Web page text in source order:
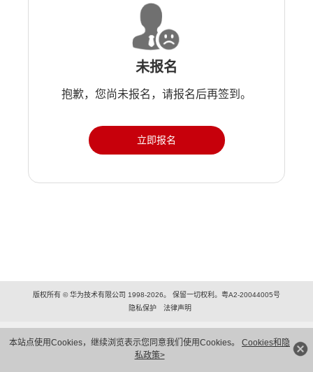
本站点使用Cookies，继续浏览表示您同意我们使用Cookies。 Cookies和隐
私政策>
未报名
抱歉，您尚未报名，请报名后再签到。
立即报名
版权所有 © 华为技术有限公司 1998-2026。 保留一切权利。粤A2-20044005号
隐私保护
法律声明